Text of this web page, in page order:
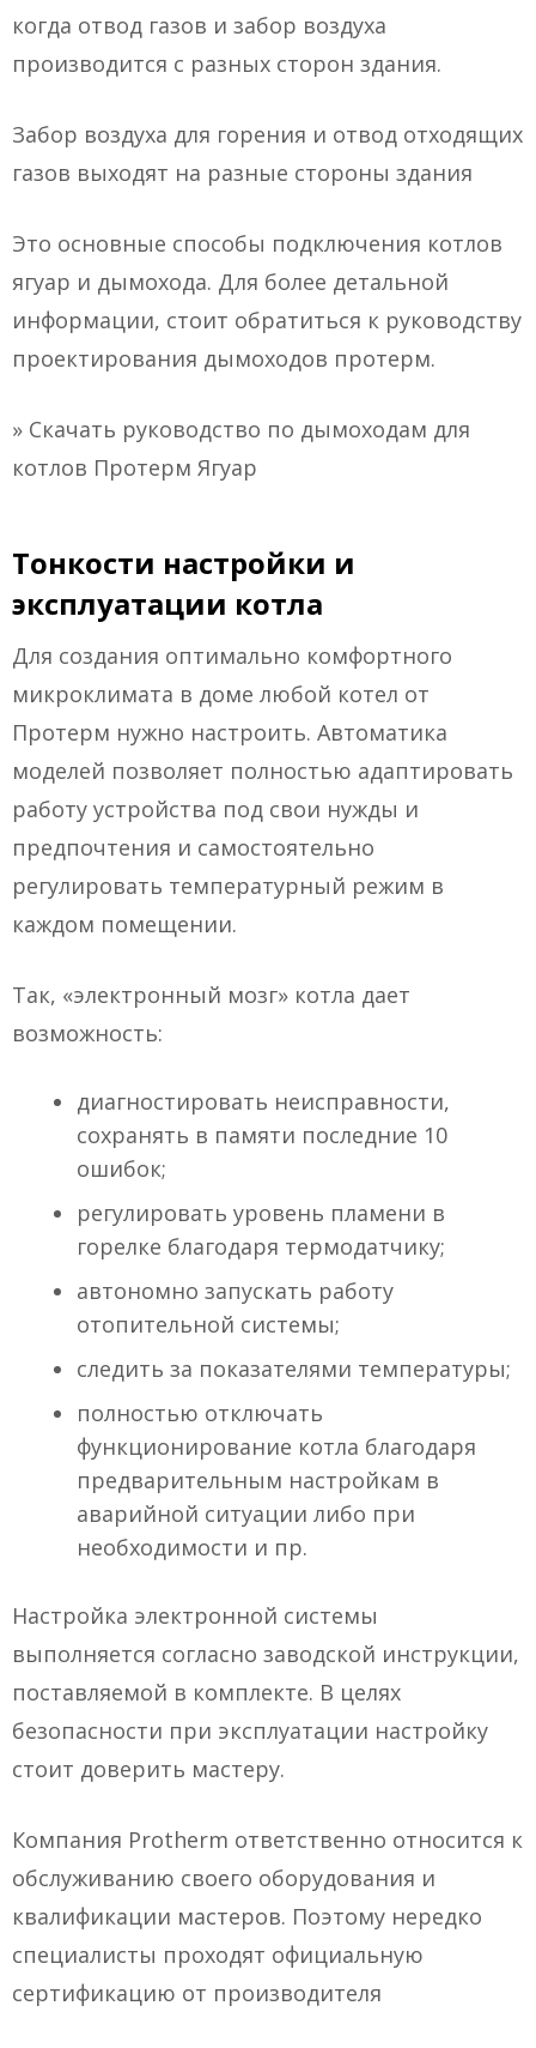
когда отвод газов и забор воздуха
производится с разных сторон здания.
Забор воздуха для горения и отвод отходящих
газов выходят на разные стороны здания
Это основные способы подключения котлов
ягуар и дымохода. Для более детальной
информации, стоит обратиться к руководству
проектирования дымоходов протерм.
» Скачать руководство по дымоходам для
котлов Протерм Ягуар
Тонкости настройки и
эксплуатации котла
Для создания оптимально комфортного
микроклимата в доме любой котел от
Протерм нужно настроить. Автоматика
моделей позволяет полностью адаптировать
работу устройства под свои нужды и
предпочтения и самостоятельно
регулировать температурный режим в
каждом помещении.
Так, «электронный мозг» котла дает
возможность:
диагностировать неисправности,
сохранять в памяти последние 10
ошибок;
регулировать уровень пламени в
горелке благодаря термодатчику;
автономно запускать работу
отопительной системы;
следить за показателями температуры;
полностью отключать
функционирование котла благодаря
предварительным настройкам в
аварийной ситуации либо при
необходимости и пр.
Настройка электронной системы
выполняется согласно заводской инструкции,
поставляемой в комплекте. В целях
безопасности при эксплуатации настройку
стоит доверить мастеру.
Компания Protherm ответственно относится к
обслуживанию своего оборудования и
квалификации мастеров. Поэтому нередко
специалисты проходят официальную
сертификацию от производителя